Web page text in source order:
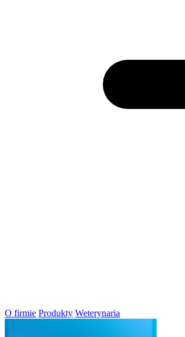
O firmie Produkty Weterynaria